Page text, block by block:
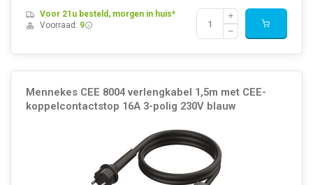
Voor 21u besteld, morgen in huis*
Voorraad: 9
Mennekes CEE 8004 verlengkabel 1,5m met CEE-
koppelcontactstop 16A 3-polig 230V blauw